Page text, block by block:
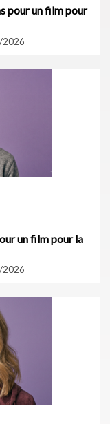
pour un film pour
2026
un film pour la
2026